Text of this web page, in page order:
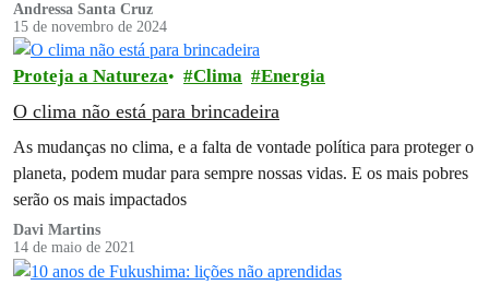
Andressa Santa Cruz
15 de novembro de 2024
Proteja a Natureza Clima Energia
O clima não está para brincadeira
As mudanças no clima, e a falta de vontade política para proteger o
planeta, podem mudar para sempre nossas vidas. E os mais pobres
serão os mais impactados
Davi Martins
14 de maio de 2021